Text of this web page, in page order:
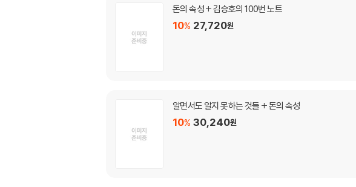
돈의 속성 + 김승호의 100번 노트
10% 27,720원
알면서도 알지 못하는 것들 + 돈의 속성
10% 30,240원